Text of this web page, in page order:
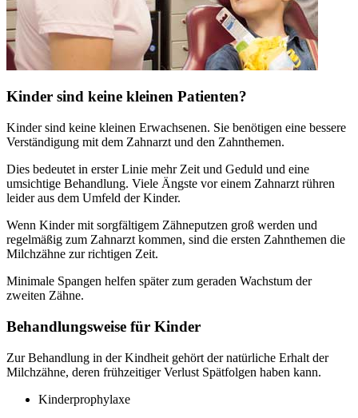
Kinder sind keine kleinen Patienten?
Kinder sind keine kleinen Erwachsenen. Sie benötigen eine bessere
Verständigung mit dem Zahnarzt und den Zahnthemen.
Dies bedeutet in erster Linie mehr Zeit und Geduld und eine
umsichtige Behandlung. Viele Ängste vor einem Zahnarzt rühren
leider aus dem Umfeld der Kinder.
Wenn Kinder mit sorgfältigem Zähneputzen groß werden und
regelmäßig zum Zahnarzt kommen, sind die ersten Zahnthemen die
Milchzähne zur richtigen Zeit.
Minimale Spangen helfen später zum geraden Wachstum der
zweiten Zähne.
Behandlungsweise für Kinder
Zur Behandlung in der Kindheit gehört der natürliche Erhalt der
Milchzähne, deren frühzeitiger Verlust Spätfolgen haben kann.
Kinderprophylaxe